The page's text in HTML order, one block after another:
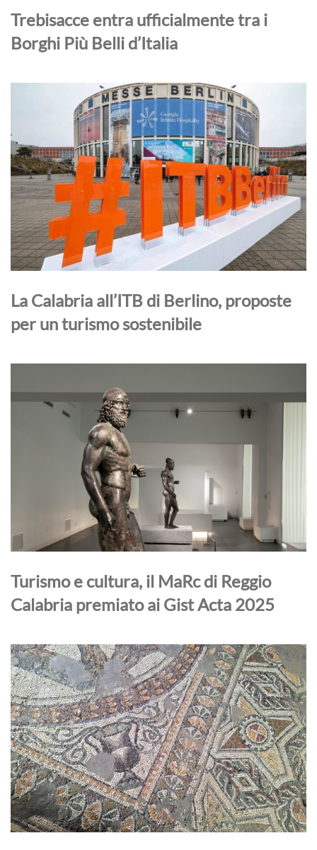
Trebisacce entra ufficialmente tra i
Borghi Più Belli d’Italia
La Calabria all’ITB di Berlino, proposte
per un turismo sostenibile
Turismo e cultura, il MaRc di Reggio
Calabria premiato ai Gist Acta 2025